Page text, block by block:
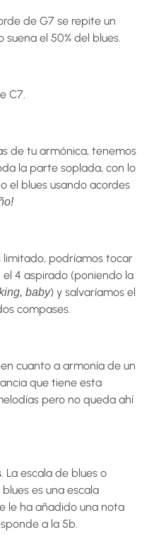
de G7 se repite un
el 50% del blues.
C7.
de tu armónica, tenemos
la parte soplada, con lo
el blues usando acordes
limitado, podríamos tocar
el 4 aspirado (poniendo la
baby) y salvaríamos el
compases.
cuanto a armonía de un
que tiene esta
pero no queda ahí
. La escala de blues o
es una escala
le ha añadido una nota
a la 5b.